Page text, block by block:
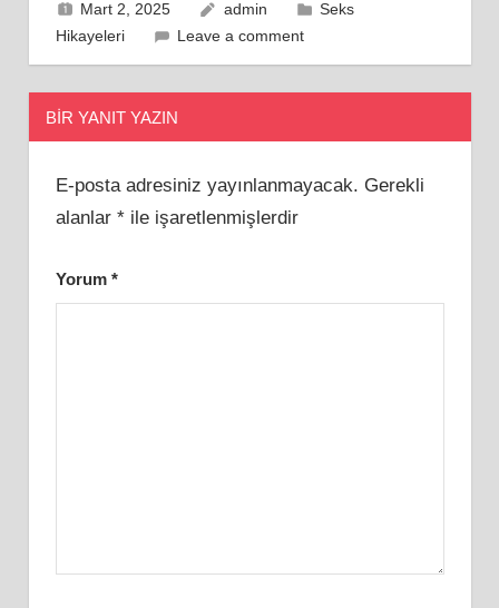
Mart 2, 2025 admin
Seks
Hikayeleri
Leave a comment
BIR YANIT YAZIN
E-posta adresiniz yayınlanmayacak. Gerekli
alanlar *ile işaretlenmişlerdir
Yorum *